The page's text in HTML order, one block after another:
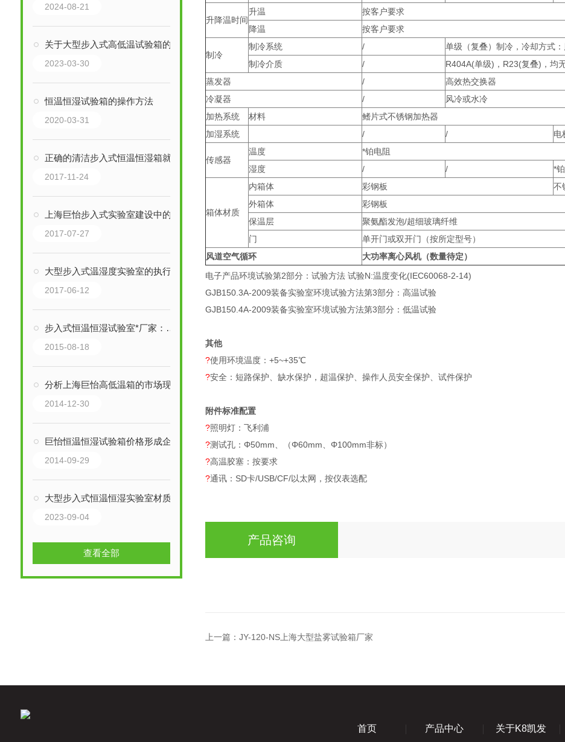
2024-08-21
关于大型步入式高低温试验箱的选型技巧
2023-03-30
恒温恒湿试验箱的操作方法
2020-03-31
正确的清洁步入式恒温恒湿箱就是的保养：上海巨怡环试
2017-11-24
上海巨怡步入式实验室建设中的问题及解决方案
2017-07-27
大型步入式温湿度实验室的执行标准与满足要求
2017-06-12
步入式恒温恒湿试验室*厂家：巨怡环测
2015-08-18
分析上海巨怡高低温箱的市场现状
2014-12-30
巨怡恒温恒湿试验箱价格形成企业间不断竞争的目标
2014-09-29
大型步入式恒温恒湿实验室材质及安装要求
2023-09-04
查看全部
升降温时间
升温
按客户要求
降温
按客户要求
制冷
制冷系统 /
单级（复叠）制冷，冷却方式
制冷介质
/
R404A(单级)，R23(复叠)，均
蒸发器
/
高效热交换器
冷凝器
/
风冷或水冷
加热系统
材料
鳍片式不锈钢加热器
加湿系统
/ / 电
传感器
温度
*铂电阻
湿度
/ / *
箱体材质
内箱体 彩钢板
不
外箱体
彩钢板
保温层
聚氨酯发泡/超细玻璃纤维
门
单开门或双开门（按所定型号）
风道空气循环
大功率离心风机（数量待定）
电子产品环境试验第2部分：试验方法 试验N:温度变化(IEC60068-2-14)
GJB150.3A-2009装备实验室环境试验方法第3部分：高温试验
GJB150.4A-2009装备实验室环境试验方法第3部分：低温试验
其他
?使用环境温度：+5~+35℃
?安全：短路保护、缺水保护，超温保护、操作人员安全保护、试件保护
附件标准配置
?照明灯：飞利浦
?测试孔：Φ50mm、（Φ60mm、Φ100mm非标）
?高温胶塞：按要求
?通讯：SD卡/USB/CF/以太网，按仪表选配
产品咨询
上一篇：JY-120-NS上海大型盐雾试验箱厂家
首页 产品中心 关于K8凯发